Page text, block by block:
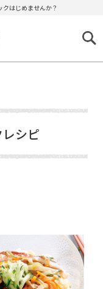
はじめませんか？
シピ